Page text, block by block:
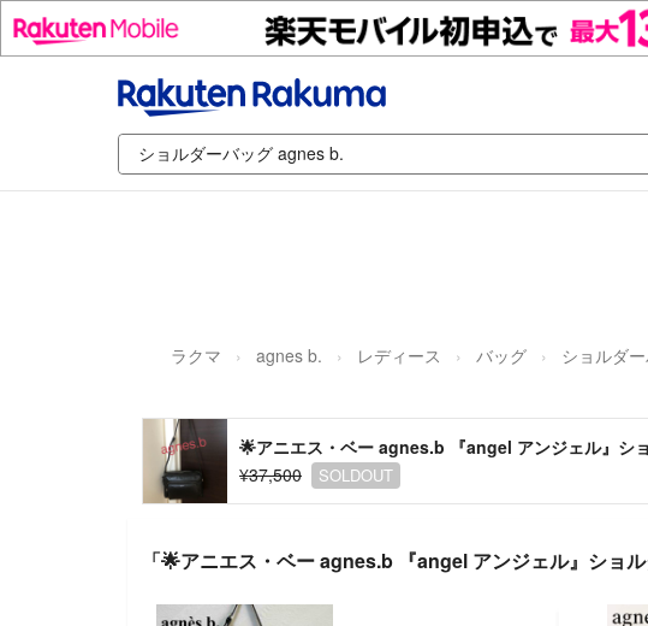
ラクマ agnes b. レディース バッグ ショルダ
🌟アニエス・ベー agnes.b 『angel アンジェル』シ
¥37,500
SOLDOUT
「🌟アニエス・ベー agnes.b 『angel アンジェル』ショ